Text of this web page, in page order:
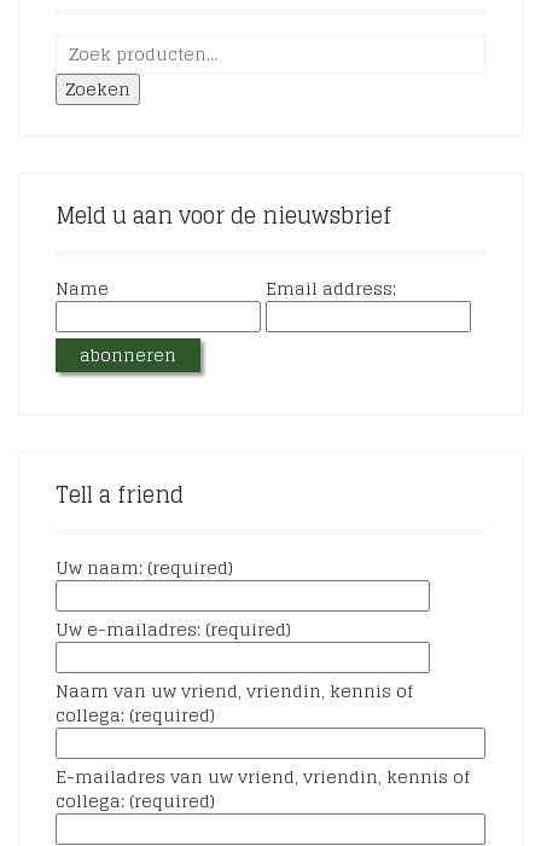
Zoeken
Meld u aan voor de nieuwsbrief
Name Email address:
Tell a friend
Uw naam: (required)
Uw e-mailadres: (required)
Naam van uw vriend, vriendin, kennis of
collega: (required)
E-mailadres van uw vriend, vriendin, kennis of
collega: (required)